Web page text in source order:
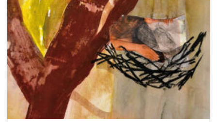
Papier ist ungeduldig